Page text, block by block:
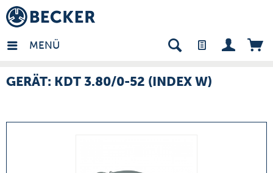
MENÜ
- DE
GERÄT: KDT 3.80/0-52 (INDEX W)